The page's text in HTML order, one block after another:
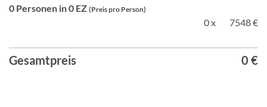
0 Personen in 0 EZ (Preis pro Person)
0 x 7548 €
Gesamtpreis 0 €